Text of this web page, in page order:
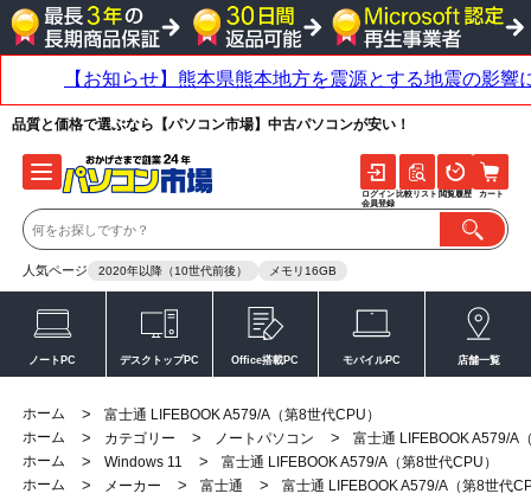
品質と価格で選ぶなら【パソコン市場】中古パソコンが安い！
人気ページ 2020年以降（10世代前後） メモリ16GB
ログイン
会員登録
比較リスト 閲覧履歴 カート
ノートPC デスクトップPC Office搭載PC モバイルPC 店舗一覧
ホーム >
富士通 LIFEBOOK A579/A（第8世代CPU）
ホーム
> カテゴリー > ノートパソコン >
富士通 LIFEBOOK A579/A
ホーム
> Windows 11 >
富士通 LIFEBOOK A579/A（第8世代CPU）
ホーム
> メーカー > 富士通 >
富士通 LIFEBOOK A579/A（第8世代